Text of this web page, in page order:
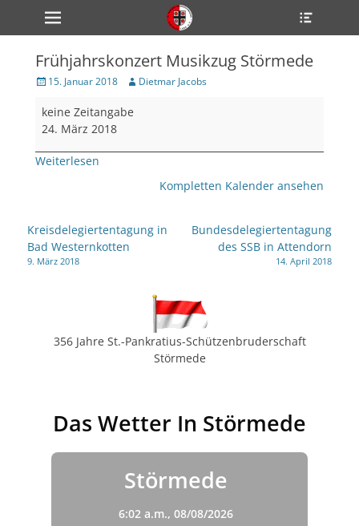
zum
Inhalt
Primärmenü
Frühjahrskonzert Musikzug Störmede
Veröffentlicht
15. Januar 2018 Author
Dietmar Jacobs
Frühjahrskonzert
Musikzug
Störmede
keine Zeitangabe
24. März 2018
Weiterlesen
Kompletten Kalender ansehen
Beitragsnavigation
Kreisdelegiertentagung in
Bad Westernkotten
9. März 2018
Bundesdelegiertentagung
des SSB in Attendorn
14. April 2018
356 Jahre St.-Pankratius-Schützenbruderschaft
Störmede
Das Wetter In Störmede
Störmede
6:02 a.m., 08/08/2026